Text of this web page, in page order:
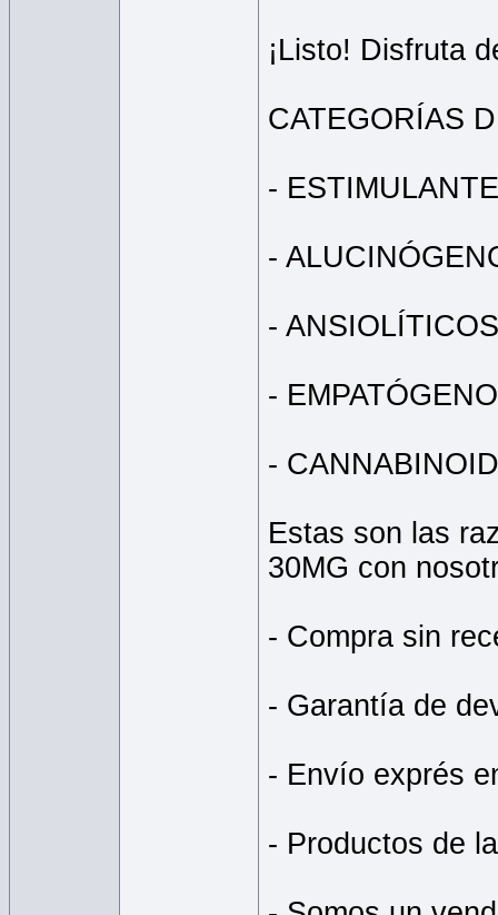
¡Listo! Disfruta
CATEGORÍAS
-
-
- ANSIOLÍTICOS
-
-
Estas son las
30MG con
- Compra sin
- Garantía de
- Envío exprés
- Productos de